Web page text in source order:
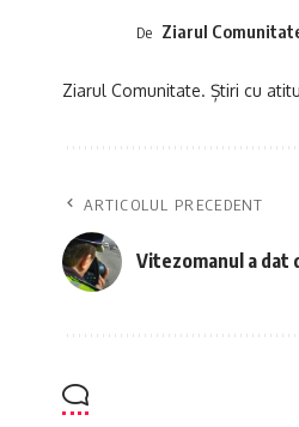
De Ziarul
Ziarul Comunitate. Știri cu
ARTICOLUL PRECEDENT
Vitezomanul a dat